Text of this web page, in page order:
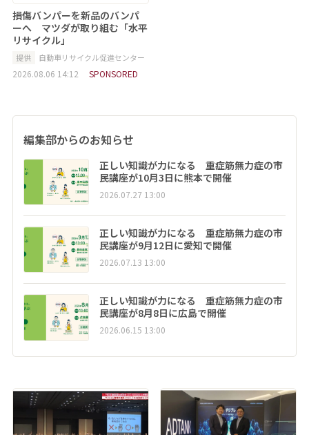
損傷バンパーを新品のバンパ
ーへ マツダが取り組む「水平
リサイクル」
提供 自動車リサイクル促進センター
2026.08.06 14:12 SPONSORED
編集部からのお知らせ
正しい知識が力になる 重症筋無力症の市
民講座が10月3日に熊本で開催
2026.07.27 13:00
正しい知識が力になる 重症筋無力症の市
民講座が9月12日に愛知で開催
2026.07.13 13:00
正しい知識が力になる 重症筋無力症の市
民講座が8月8日に広島で開催
2026.06.15 13:00